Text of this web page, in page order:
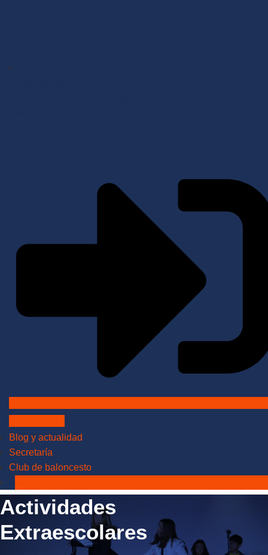
Blog y actualidad
Secretaría
Club de baloncesto
Actividades
Extraescolares